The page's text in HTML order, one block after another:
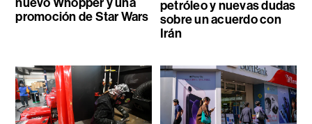
nuevo Whopper y una
promoción de Star Wars
petróleo y nuevas dudas
sobre un acuerdo con
Irán